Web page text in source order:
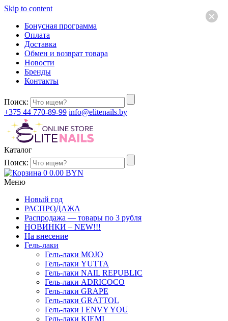
Skip to content
Бонусная программа
Оплата
Доставка
Обмен и возврат товара
Новости
Бренды
Контакты
Поиск:
+375 44 770-89-99 info@elitenails.by
Каталог
Поиск:
0 0.00 BYN
Меню
Новый год
РАСПРОДАЖА
Распродажа — товары по 3 рубля
НОВИНКИ – NEW!!!
На внесение
Гель-лаки
Гель-лаки MOJO
Гель-лаки YUTTA
Гель-лаки NAIL REPUBLIC
Гель-лаки ADRICOCO
Гель-лаки GRAPE
Гель-лаки GRATTOL
Гель-лаки I ENVY YOU
Гель-лаки KIEMI
×